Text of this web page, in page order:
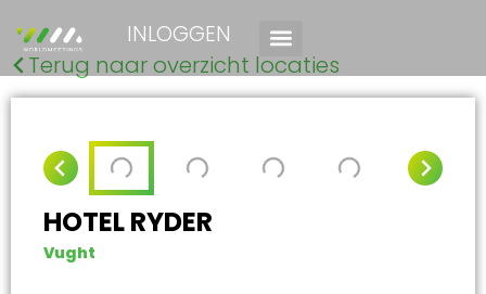
INLOGGEN
Terug naar overzicht locaties
HOTEL RYDER
Vught